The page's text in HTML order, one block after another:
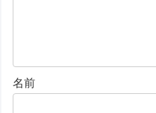
名前